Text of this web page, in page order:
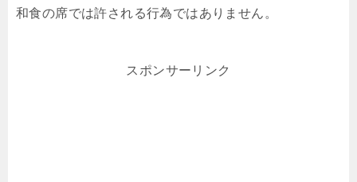
和食の席では許される行為ではありません。
スポンサーリンク